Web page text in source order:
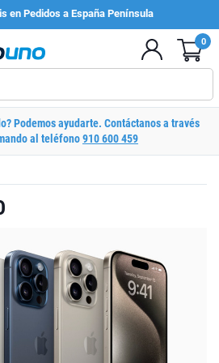
en Pedidos a España Península
0
Podemos ayudarte. Contáctanos a través
al teléfono910 600 459